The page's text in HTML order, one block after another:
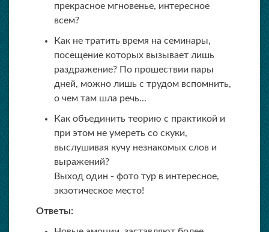
прекрасное мгновенье, интересное
всем?
Как не тратить время на семинары,
посещение которых вызывает лишь
раздражение? По прошествии пары
дней, можно лишь с трудом вспомнить,
о чем там шла речь...
Как объединить теорию с практикой и
при этом не умереть со скуки,
выслушивая кучу незнакомых слов и
выражений?
Выход один - фото тур в интересное,
экзотическое место!
Ответы: